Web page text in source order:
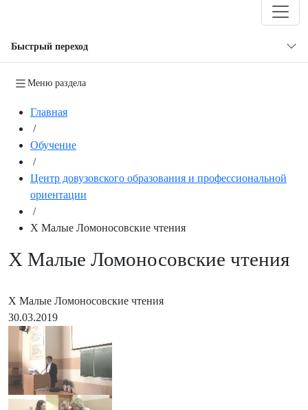
Быстрый переход
Меню раздела
Главная
/
Обучение
/
Центр довузовского образования и профессиональной
ориентации
/
Х Малые Ломоносовские чтения
Х Малые Ломоносовские чтения
Х Малые Ломоносовские чтения
30.03.2019